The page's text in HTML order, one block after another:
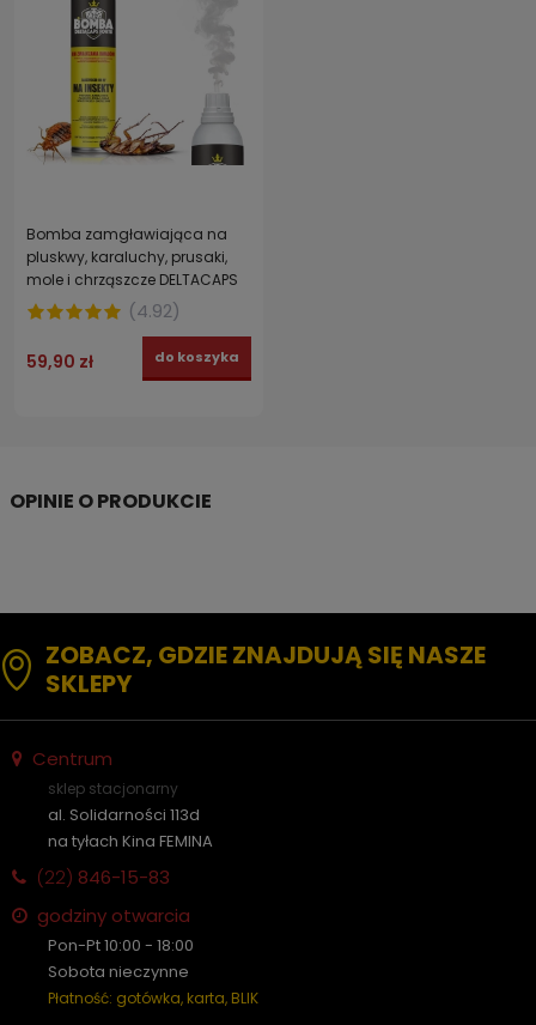
Bomba zamgławiająca na
pluskwy, karaluchy, prusaki,
mole i chrząszcze DELTACAPS
FORTE zabezpiecza do 100 m3
(4.92)
59,90 zł do koszyka
ZOBACZ, GDZIE ZNAJDUJĄ SIĘ NASZE
SKLEPY
Centrum
sklep stacjonarny
al. Solidarności 113d
na tyłach Kina FEMINA
(22) 846-15-83
godziny otwarcia
Pon-Pt 10:00 - 18:00
Sobota nieczynne
Płatność: gotówka, karta, BLIK